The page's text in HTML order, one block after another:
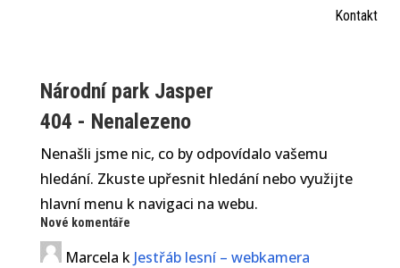
Kontakt
Národní park Jasper
404 - Nenalezeno
Nenašli jsme nic, co by odpovídalo vašemu
hledání. Zkuste upřesnit hledání nebo využijte
hlavní menu k navigaci na webu.
Nové komentáře
Marcela k Jestřáb lesní – webkamera